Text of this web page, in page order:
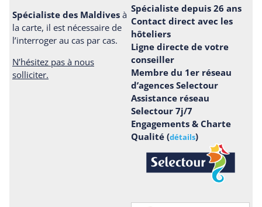
Spécialiste des Maldives à
la carte, il est nécessaire de
l’interroger au cas par cas.
N’hésitez pas à nous
solliciter.
Spécialiste depuis 26 ans
Contact direct avec les
hôteliers
Ligne directe de votre
conseiller
Membre du 1er réseau
d’agences Selectour
Assistance réseau
Selectour 7j/7
Engagements & Charte
Qualité (détails)